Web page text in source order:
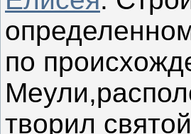
по
творил